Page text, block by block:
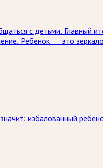
с детьми. Главный
Ребенок — это
избалованный